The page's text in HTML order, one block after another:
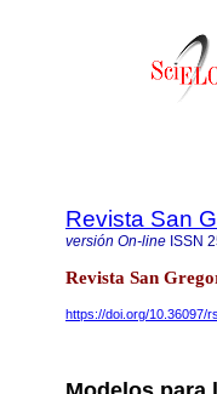
Revista San
versión On-line ISSN
Revista San
https://doi.org/10.36097/